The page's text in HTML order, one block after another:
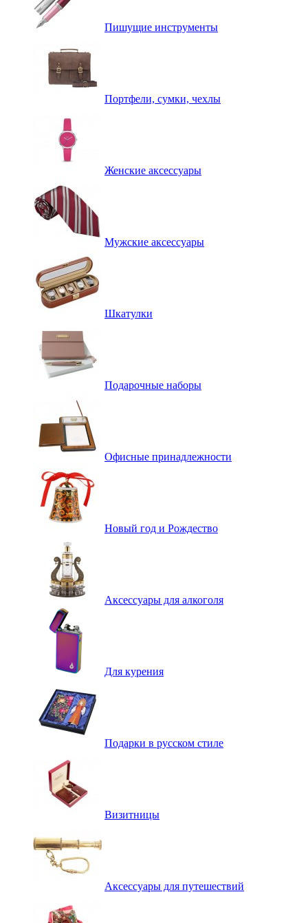
Пишущие инструменты
Портфели, сумки, чехлы
Женские аксессуары
Мужские аксессуары
Шкатулки
Подарочные наборы
Офисные принадлежности
Новый год и Рождество
Аксессуары для алкоголя
Для курения
Подарки в русском стиле
Визитницы
Аксессуары для путешествий